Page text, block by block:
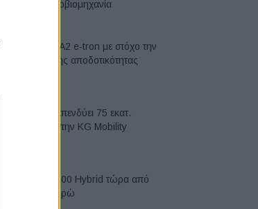
αυτοκινητοβιομηχανία
Νέο Audi A2 e-tron με στόχο την
κορυφή της αποδοτικότητας
Η Chery επενδύει 75 εκατ.
δολάρια στην KG Mobility
Το FIAT 500 Hybrid τώρα από
18.990 ευρώ